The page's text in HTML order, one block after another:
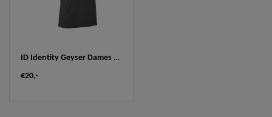
ID Identity Geyser Dames T-shirt Essential G11040
€20,-